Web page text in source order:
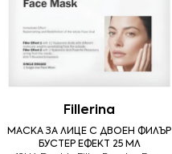
Fillerina
МАСКА ЗА ЛИЦЕ С ДВОЕН ФИЛЪР
БУСТЕР ЕФЕКТ 25 МЛ